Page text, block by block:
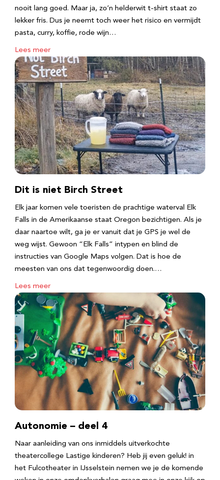
nooit lang goed. Maar ja, zo’n helderwit t-shirt staat zo
lekker fris. Dus je neemt toch weer het risico en vermijdt
pasta, curry, koffie, rode wijn…
Lees meer
Dit is niet Birch Street
Elk jaar komen vele toeristen de prachtige waterval Elk
Falls in de Amerikaanse staat Oregon bezichtigen. Als je
daar naartoe wilt, ga je er vanuit dat je GPS je wel de
weg wijst. Gewoon “Elk Falls” intypen en blind de
instructies van Google Maps volgen. Dat is hoe de
meesten van ons dat tegenwoordig doen.…
Lees meer
Autonomie – deel 4
Naar aanleiding van ons inmiddels uitverkochte
theatercollege Lastige kinderen? Heb jij even geluk! in
het Fulcotheater in IJsselstein nemen we je de komende